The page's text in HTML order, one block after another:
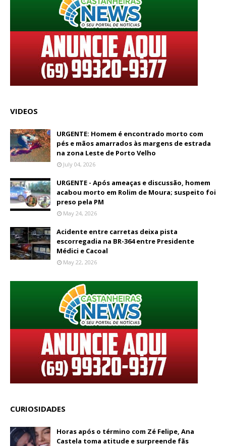
VIDEOS
URGENTE: Homem é encontrado morto com
pés e mãos amarrados às margens de estrada
na zona Leste de Porto Velho
July 04, 2026
URGENTE - Após ameaças e discussão, homem
acabou morto em Rolim de Moura; suspeito foi
preso pela PM
May 24, 2026
Acidente entre carretas deixa pista
escorregadia na BR-364 entre Presidente
Médici e Cacoal
May 22, 2026
CURIOSIDADES
Horas após o término com Zé Felipe, Ana
Castela toma atitude e surpreende fãs